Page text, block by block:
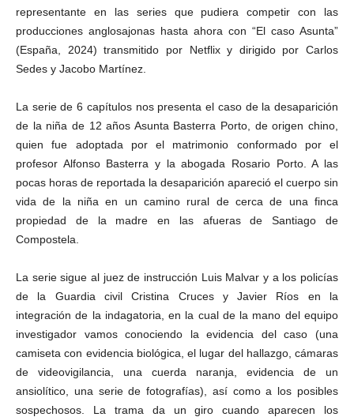
representante en las series que pudiera competir con las
producciones anglosajonas hasta ahora con “El caso Asunta”
(España, 2024) transmitido por Netflix y dirigido por Carlos
Sedes y Jacobo Martínez.
La serie de 6 capítulos nos presenta el caso de la desaparición
de la niña de 12 años Asunta Basterra Porto, de origen chino,
quien fue adoptada por el matrimonio conformado por el
profesor Alfonso Basterra y la abogada Rosario Porto. A las
pocas horas de reportada la desaparición apareció el cuerpo sin
vida de la niña en un camino rural de cerca de una finca
propiedad de la madre en las afueras de Santiago de
Compostela.
La serie sigue al juez de instrucción Luis Malvar y a los policías
de la Guardia civil Cristina Cruces y Javier Ríos en la
integración de la indagatoria, en la cual de la mano del equipo
investigador vamos conociendo la evidencia del caso (una
camiseta con evidencia biológica, el lugar del hallazgo, cámaras
de videovigilancia, una cuerda naranja, evidencia de un
ansiolítico, una serie de fotografías), así como a los posibles
sospechosos. La trama da un giro cuando aparecen los